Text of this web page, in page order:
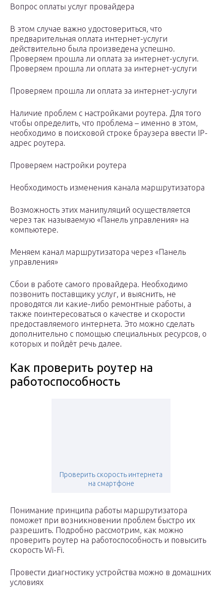
Вопрос оплаты услуг провайдера
В этом случае важно удостовериться, что
предварительная оплата интернет-услуги
действительно была произведена успешно.
Проверяем прошла ли оплата за интернет-услуги.
Проверяем прошла ли оплата за интернет-услуги
Проверяем прошла ли оплата за интернет-услуги
Наличие проблем с настройками роутера. Для того
чтобы определить, что проблема – именно в этом,
необходимо в поисковой строке браузера ввести IP-
адрес роутера.
Проверяем настройки роутера
Необходимость изменения канала маршрутизатора
Возможность этих манипуляций осуществляется
через так называемую «Панель управления» на
компьютере.
Меняем канал маршрутизатора через «Панель
управления»
Сбои в работе самого провайдера. Необходимо
позвонить поставщику услуг, и выяснить, не
проводятся ли какие-либо ремонтные работы, а
также поинтересоваться о качестве и скорости
предоставляемого интернета. Это можно сделать
дополнительно с помощью специальных ресурсов, о
которых и пойдёт речь далее.
Как проверить роутер на
работоспособность
Проверить скорость интернета
на смартфоне
Понимание принципа работы маршрутизатора
поможет при возникновении проблем быстро их
разрешить. Подробно рассмотрим, как можно
проверить роутер на работоспособность и повысить
скорость Wi-Fi.
Провести диагностику устройства можно в домашних
условиях